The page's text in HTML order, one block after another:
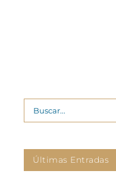
Buscar:
Últimas Entradas